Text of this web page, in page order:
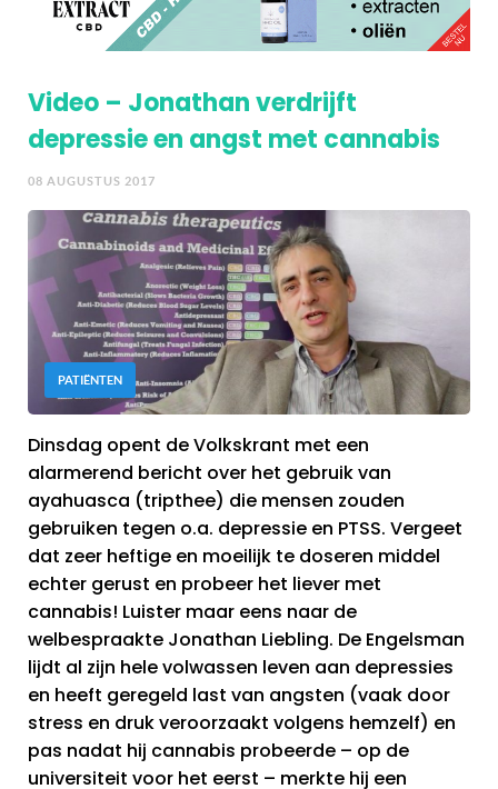
Video – Jonathan verdrijft
depressie en angst met cannabis
08 AUGUSTUS 2017
PATIËNTEN
Dinsdag opent de Volkskrant met een
alarmerend bericht over het gebruik van
ayahuasca (tripthee) die mensen zouden
gebruiken tegen o.a. depressie en PTSS. Vergeet
dat zeer heftige en moeilijk te doseren middel
echter gerust en probeer het liever met
cannabis! Luister maar eens naar de
welbespraakte Jonathan Liebling. De Engelsman
lijdt al zijn hele volwassen leven aan depressies
en heeft geregeld last van angsten (vaak door
stress en druk veroorzaakt volgens hemzelf) en
pas nadat hij cannabis probeerde – op de
universiteit voor het eerst – merkte hij een